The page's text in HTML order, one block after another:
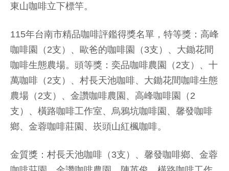
東山咖啡立下標竿。
115年台南市精品咖啡評鑑得獎名單，特等獎：高峰
咖啡園（2支）、歐爸的咖啡園（3支）、大鋤花間
咖啡生態農場。頭等獎：奕品咖啡農園（2支）、十
萬咖啡（2支）、村長天池咖啡、大鋤花間咖啡生態
農場（2支）、金讚咖啡農園、高峰咖啡園（2
支）、橫路咖啡工作室、烏鴉坑咖啡園、馨發咖啡
鄉、金蓉咖啡莊園、崁頭山紅楓咖啡。
金質獎：村長天池咖啡（3支）、馨發咖啡鄉、金蓉